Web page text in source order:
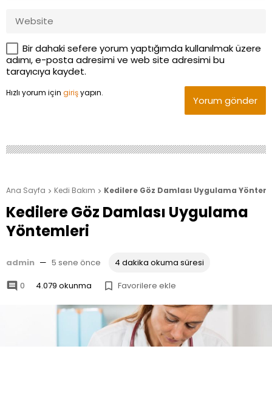
Bir dahaki sefere yorum yaptığımda kullanılmak üzere
adımı, e-posta adresimi ve web site adresimi bu
tarayıcıya kaydet.
Hızlı yorum için girişyapın.
Yorum gönder
Ana Sayfa  Kedi Bakım  Kedilere Göz Damlası Uygulama
Kedilere Göz Damlası Uygulama
Yöntemleri
admin — 5 sene önce 4 dakika okuma süresi
 0 4.079 okunma  Favorilere ekle